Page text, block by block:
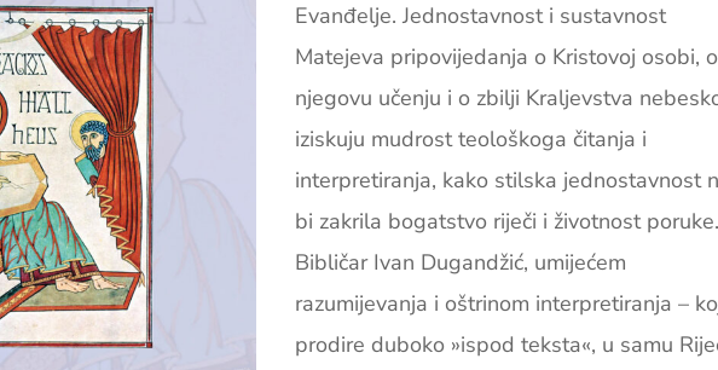
Evanđelje. Jednostavnost i sustavnost
Matejeva pripovijedanja o Kristovoj osobi, o
njegovu učenju i o zbilji Kraljevstva
iziskuju mudrost teološkoga čitanja i
interpretiranja, kako stilska jednostavnost
bi zakrila bogatstvo riječi i životnost
Bibličar Ivan Dugandžić, umijećem
razumijevanja i oštrinom interpretiranja –
prodire duboko »ispod teksta«, u samu